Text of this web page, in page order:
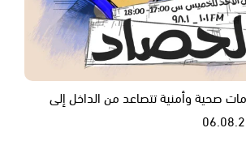
صحية وأمنية تتصاعد من الداخل إلى